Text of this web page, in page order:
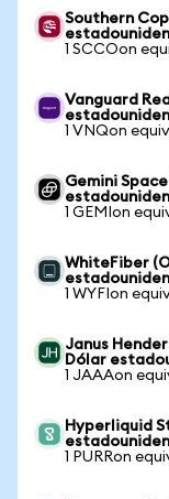
Southern
1 SCCOon
Vanguard
1 VNQon
Gemini
1 GEMIon
WhiteFiber
1 WYFIon
Janus
Dólar
1 JAAAon
Hyperliquid
1 PURRon